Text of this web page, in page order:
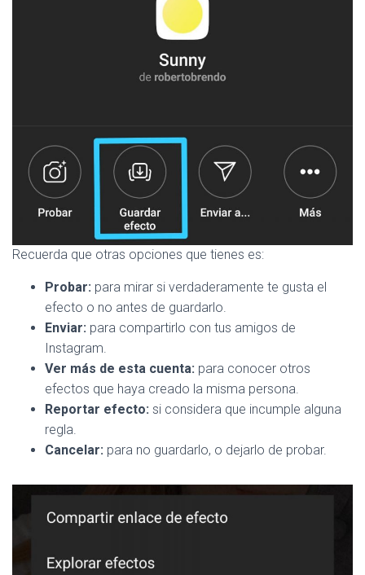
Recuerda que otras opciones que tienes es:
Probar: para mirar si verdaderamente te gusta el
efecto o no antes de guardarlo.
Enviar: para compartirlo con tus amigos de
Instagram.
Ver más de esta cuenta: para conocer otros
efectos que haya creado la misma persona.
Reportar efecto: si considera que incumple alguna
regla.
Cancelar: para no guardarlo, o dejarlo de probar.